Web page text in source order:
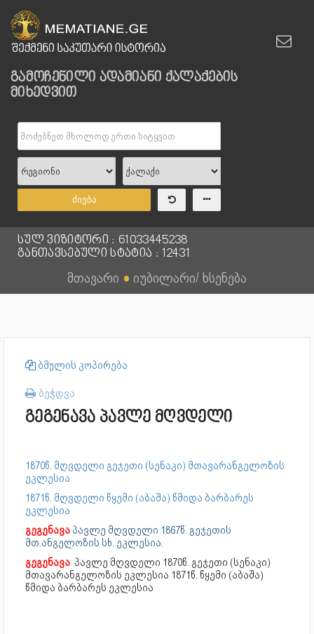
გამოჩენილი ადამიანი ქალაქების
მიხედვით
ძიება
სულ ვიზიტორი : 61033445238
განთავსებული სტატია : 12431
მთავარი ● იუბილარი/ ხსენება
ბმულის კოპირება
ბეჭდვა
გეგენავა პავლე მღვდელი
1870წ. მღვდელი გეჯეთი (სენაკი) მთავარანგელოზის
ეკლესია
1871წ. მღვდელი წყემი (აბაშა) წმიდა ბარბარეს
ეკლესია
გეგენავა პავლე მღვდელი 1867წ. გეჯეთის
მთ.ანგელოზის სხ. ეკლესია.
გეგენავა პავლე მღვდელი 1870წ. გეჯეთი (სენაკი)
მთავარანგელოზის ეკლესია 1871წ. წყემი (აბაშა)
წმიდა ბარბარეს ეკლესია